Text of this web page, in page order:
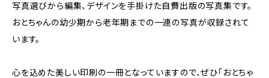
写真選びから編集、デザインを手掛けた自費出版の写真集です。
おとちゃんの幼少期から老年期までの一連の写真が収録されて
います。
心を込めた美しい印刷の一冊となっていますので、ぜひ「おとちゃ